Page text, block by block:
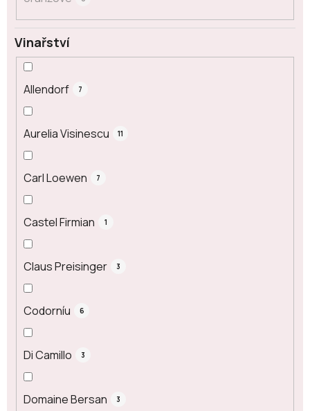
Vinařství
Allendorf 7
Aurelia Visinescu 11
Carl Loewen 7
Castel Firmian 1
Claus Preisinger 3
Codorníu 6
Di Camillo 3
Domaine Bersan 3